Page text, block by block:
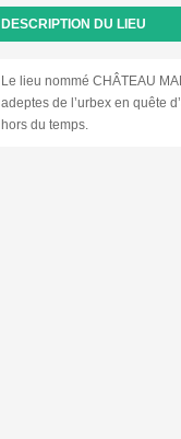
DESCRIPTION DU LIEU
Le lieu nommé CHÂTEAU
adeptes de l’urbex en quête
hors du temps.